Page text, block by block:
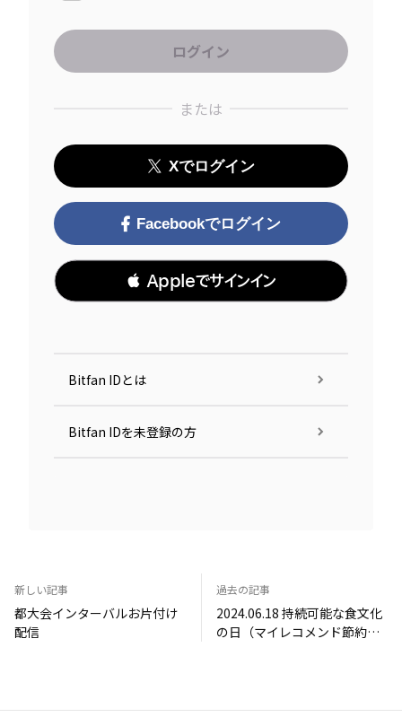
または
Xでログイン
Facebookでログイン
 Appleでサインイン
Bitfan IDとは
Bitfan IDを未登録の方
新しい記事
都大会インターバルお片付け
配信
過去の記事
2024.06.18 持続可能な食文化
の日（マイレコメンド節約メ